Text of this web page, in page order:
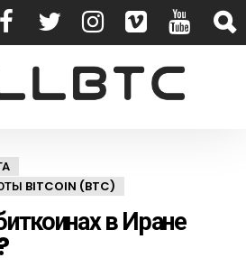
BITCOIN (BTC)
в Иране